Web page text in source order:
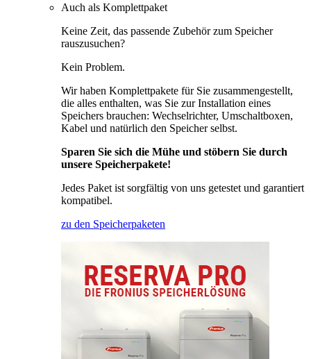
Auch als Komplettpaket
Keine Zeit, das passende Zubehör zum Speicher
rauszusuchen?
Kein Problem.
Wir haben Komplettpakete für Sie zusammengestellt,
die alles enthalten, was Sie zur Installation eines
Speichers brauchen: Wechselrichter, Umschaltboxen,
Kabel und natürlich den Speicher selbst.
Sparen Sie sich die Mühe und stöbern Sie durch
unsere Speicherpakete!
Jedes Paket ist sorgfältig von uns getestet und garantiert
kompatibel.
zu den Speicherpaketen